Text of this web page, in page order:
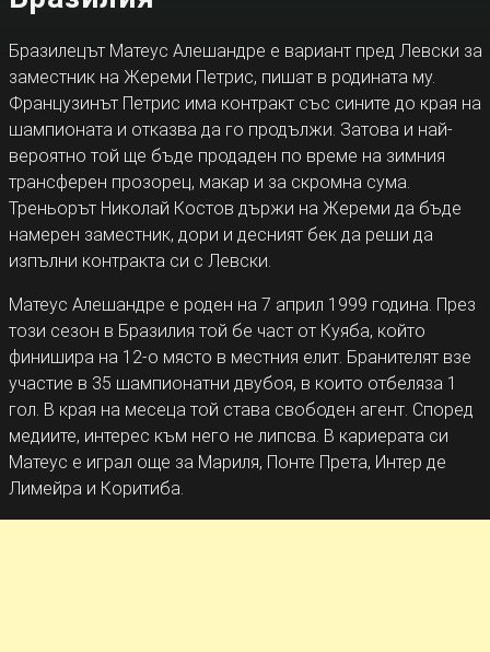
Бразилецът Матеус Алешандре е вариант пред Левски за
заместник на Жереми Петрис, пишат в родината му.
Французинът Петрис има контракт със сините до края на
шампионата и отказва да го продължи. Затова и най-
вероятно той ще бъде продаден по време на зимния
трансферен прозорец, макар и за скромна сума.
Треньорът Николай Костов държи на Жереми да бъде
намерен заместник, дори и десният бек да реши да
изпълни контракта си с Левски.
Матеус Алешандре е роден на 7 април 1999 година. През
този сезон в Бразилия той бе част от Куяба, който
финишира на 12-о място в местния елит. Бранителят взе
участие в 35 шампионатни двубоя, в които отбеляза 1
гол. В края на месеца той става свободен агент. Според
медиите, интерес към него не липсва. В кариерата си
Матеус е играл още за Мариля, Понте Прета, Интер де
Лимейра и Коритиба.